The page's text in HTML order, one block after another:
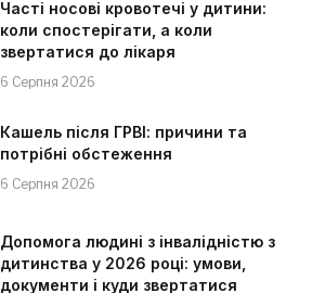
Часті носові кровотечі у дитини:
коли спостерігати, а коли
звертатися до лікаря
6 Серпня 2026
Кашель після ГРВІ: причини та
потрібні обстеження
6 Серпня 2026
Допомога людині з інвалідністю з
дитинства у 2026 році: умови,
документи і куди звертатися